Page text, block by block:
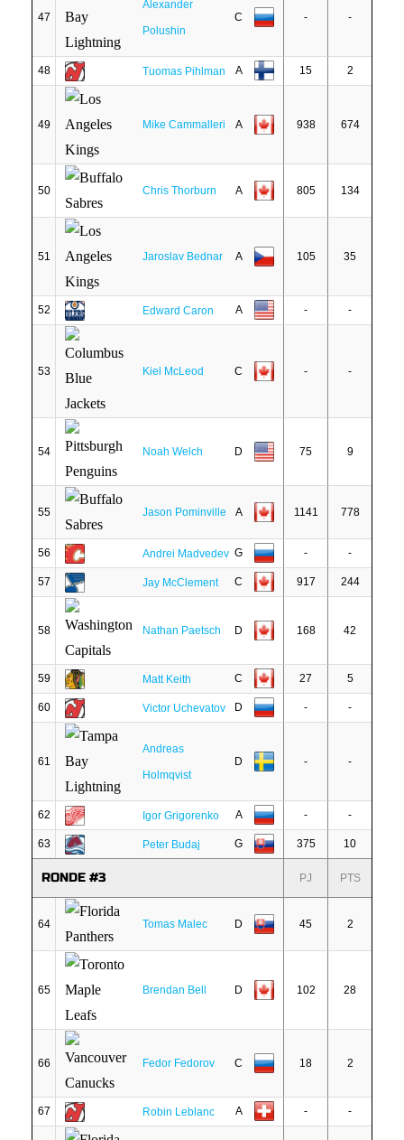
47
Alexander
Polushin
C - -
48 Tuomas Pihlman A 15 2
49 Mike Cammalleri A 938 674
50 Chris Thorburn A 805 134
51 Jaroslav Bednar A 105 35
52 Edward Caron A - -
53 Kiel McLeod C - -
54 Noah Welch D 75 9
55 Jason Pominville A 1141 778
56 Andrei Madvedev G - -
57 Jay McClement C 917 244
58 Nathan Paetsch D 168 42
59 Matt Keith C 27 5
60 Victor Uchevatov D - -
61
Andreas
Holmqvist
D - -
62 Igor Grigorenko A - -
63 Peter Budaj G 375 10
RONDE #3 PJ PTS
64 Tomas Malec D 45 2
65 Brendan Bell D 102 28
66 Fedor Fedorov C 18 2
67 Robin Leblanc A - -